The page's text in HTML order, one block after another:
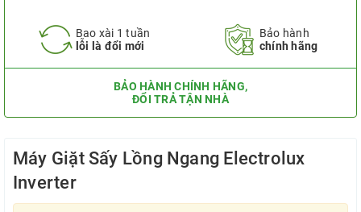
Bao xài 1 tuần
lỗi là đổi mới
Bảo hành
chính hãng
BẢO HÀNH CHÍNH HÃNG,
ĐỔI TRẢ TẬN NHÀ
Máy Giặt Sấy Lồng Ngang Electrolux
Inverter